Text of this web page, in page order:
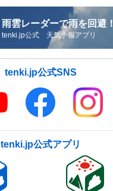
雨雲レーダーで雨を回避！
tenki.jp公式 天気予報アプリ
tenki.jp公式SNS
tenki.jp公式アプリ